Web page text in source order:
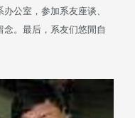
公室，参加系友座谈、
。最后，系友们悠閒自